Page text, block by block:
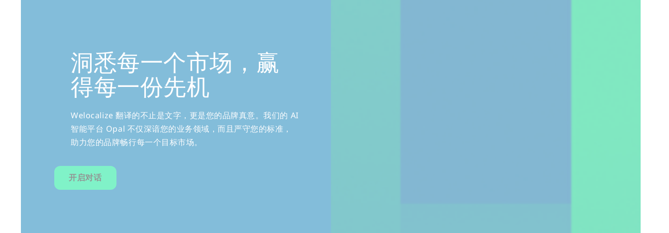
洞悉每一个市场，赢
得每一份先机
Welocalize 翻译的不止是文字，更是您的品牌真意。我们的 AI
智能平台 Opal 不仅深谙您的业务领域，而且严守您的标准，
助力您的品牌畅行每一个目标市场。
开启对话